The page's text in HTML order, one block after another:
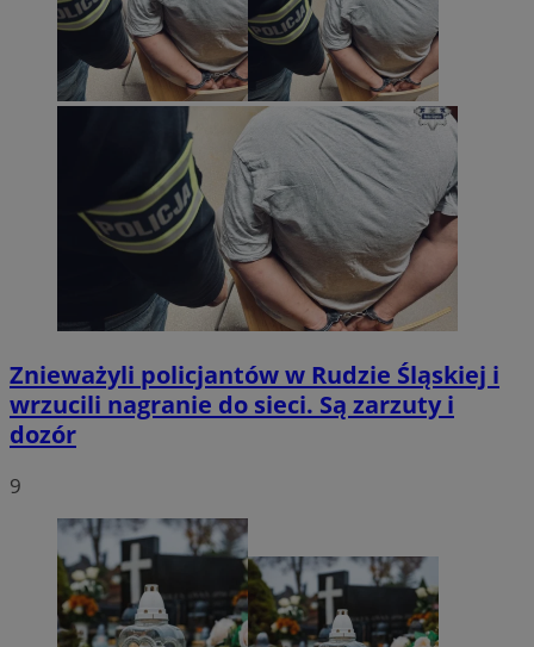
Znieważyli policjantów w Rudzie Śląskiej i
wrzucili nagranie do sieci. Są zarzuty i
dozór
9